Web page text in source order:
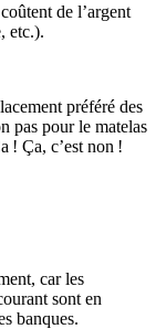
de l’argent
etc.).
préféré des
pas pour le matelas
! Ça, c’est non !
car les
sont en
banques.